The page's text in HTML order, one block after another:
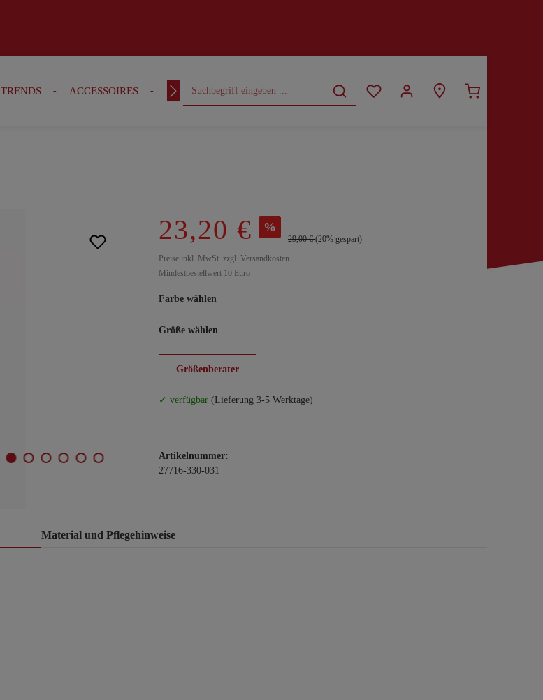
TRENDS ACCESSOIRES OUTFITS CURVY
23,20 € %
29,00 €(20% gespart)
Preise inkl. MwSt. zzgl. Versandkosten
Mindestbestellwert 10 Euro
Farbe wählen
Größe wählen
Größenberater
✓ verfügbar (Lieferung 3-5 Werktage)
Artikelnummer:
27716-330-031
Material und Pflegehinweise